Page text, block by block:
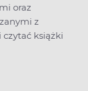
oraz
z
książki